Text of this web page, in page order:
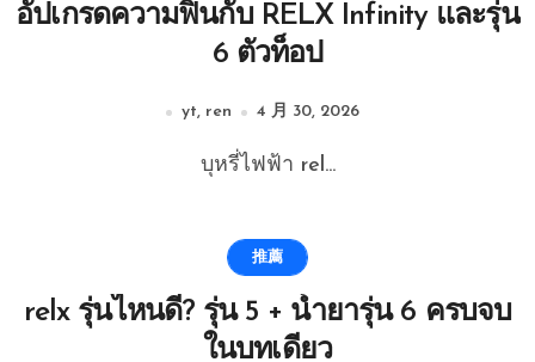
อัปเกรดความฟินกับ RELX Infinity และรุ่น
6 ตัวท็อป
yt, ren 4 月 30, 2026
บุหรี่ไฟฟ้า rel...
推薦
relx รุ่นไหนดี? รุ่น 5 + น้ำยารุ่น 6 ครบจบ
ในบทเดียว